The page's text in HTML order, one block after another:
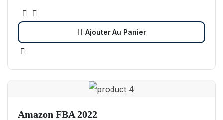
congue,…
Ajouter Au Panier
Amazon FBA 2022